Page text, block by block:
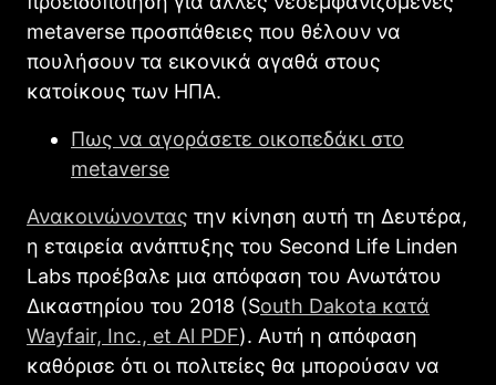
metaverse προσπάθειες που θέλουν να
πουλήσουν τα εικονικά αγαθά στους
κατοίκους των ΗΠΑ.
Πως να αγοράσετε οικοπεδάκι στο
metaverse
Ανακοινώνοντας την κίνηση αυτή τη Δευτέρα,
η εταιρεία ανάπτυξης του Second Life Linden
Labs προέβαλε μια απόφαση του Ανωτάτου
Δικαστηρίου του 2018 (South Dakota κατά
Wayfair, Inc., et Al PDF). Αυτή η απόφαση
καθόρισε ότι οι πολιτείες θα μπορούσαν να